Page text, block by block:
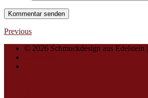
Previous
© 2026 Schmuckdesign aus Edelstein |